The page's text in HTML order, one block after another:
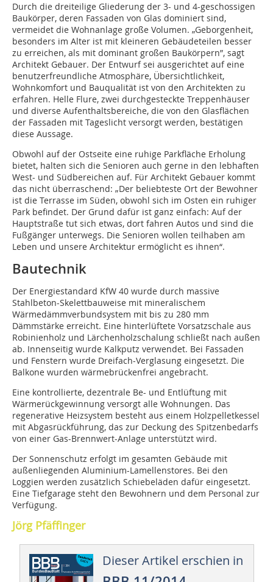
Durch die dreiteilige Gliederung der 3- und 4-geschossigen
Baukörper, deren Fassaden von Glas dominiert sind,
vermeidet die Wohnanlage große Volumen. „Geborgenheit,
besonders im Alter ist mit kleineren Gebäudeteilen besser
zu erreichen, als mit dominant großen Baukörpern”, sagt
Architekt Gebauer. Der Entwurf sei ausgerichtet auf eine
benutzerfreundliche Atmosphäre, Übersichtlichkeit,
Wohnkomfort und Bauqualität ist von den Architekten zu
erfahren. Helle Flure, zwei durchgesteckte Treppenhäuser
und diverse Aufenthaltsbereiche, die von den Glasflächen
der Fassaden mit Tageslicht versorgt werden, bestätigen
diese Aussage.
Obwohl auf der Ostseite eine ruhige Parkfläche Erholung
bietet, halten sich die Senioren auch gerne in den lebhaften
West- und Südbereichen auf. Für Architekt Gebauer kommt
das nicht überraschend: „Der beliebteste Ort der Bewohner
ist die Terrasse im Süden, obwohl sich im Osten ein ruhiger
Park befindet. Der Grund dafür ist ganz einfach: Auf der
Hauptstraße tut sich etwas, dort fahren Autos und sind die
Fußgänger unterwegs. Die Senioren wollen teilhaben am
Leben und unsere Architektur ermöglicht es ihnen“.
Bautechnik
Der Energiestandard KfW 40 wurde durch massive
Stahlbeton-Skelettbauweise mit mineralischem
Wärmedämmverbundsystem mit bis zu 280 mm
Dämmstärke erreicht. Eine hinterlüftete Vorsatzschale aus
Robinienholz und Lärchenholzschalung schließt nach außen
ab. Innenseitig wurde Kalkputz verwendet. Bei Fassaden
und Fenstern wurde Dreifach-Verglasung eingesetzt. Die
Balkone wurden wärmebrückenfrei angebracht.
Eine kontrollierte, dezentrale Be- und Entlüftung mit
Wärmerückgewinnung versorgt alle Wohnungen. Das
regenerative Heizsystem besteht aus einem Holzpelletkessel
mit Abgasrückführung, das zur Deckung des Spitzenbedarfs
von einer Gas-Brennwert-Anlage unterstützt wird.
Der Sonnenschutz erfolgt im gesamten Gebäude mit
außenliegenden Aluminium-Lamellenstores. Bei den
Loggien werden zusätzlich Schiebeläden dafür eingesetzt.
Eine Tiefgarage steht den Bewohnern und dem Personal zur
Verfügung.
Jörg Pfäffinger
Dieser Artikel erschien in